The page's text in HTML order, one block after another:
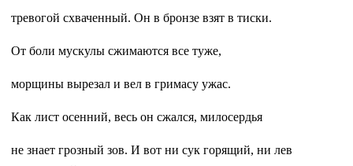
тревогой схваченный. Он в бронзе взят в тиски.
От боли мускулы сжимаются все туже,
морщины вырезал и вел в гримасу ужас.
Как лист осенний, весь он сжался, милосердья
не знает грозный зов. И вот ни сук горящий, ни лев